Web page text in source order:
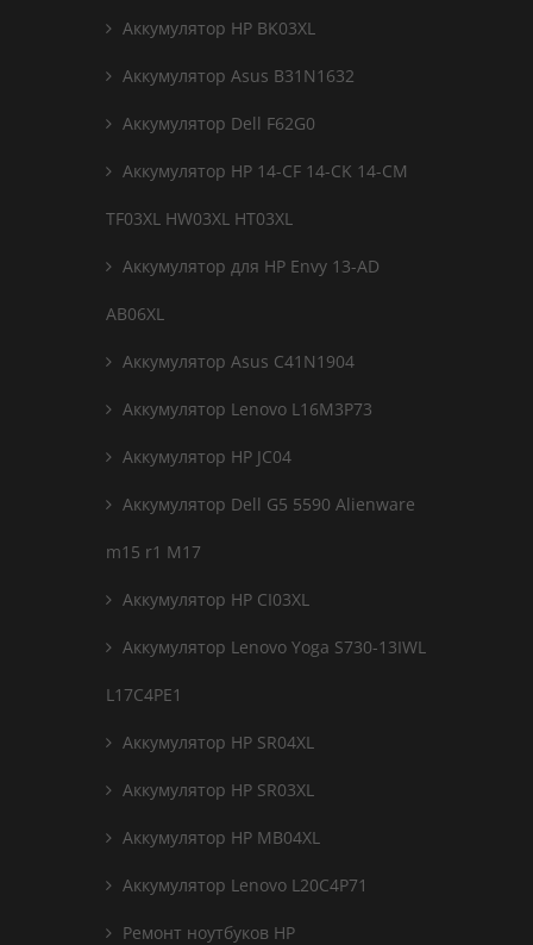
Аккумулятор HP BK03XL
Аккумулятор Asus B31N1632
Аккумулятор Dell F62G0
Аккумулятор HP 14-CF 14-CK 14-CM
TF03XL HW03XL HT03XL
Аккумулятор для HP Envy 13-AD
AB06XL
Аккумулятор Asus C41N1904
Аккумулятор Lenovo L16M3P73
Аккумулятор HP JC04
Аккумулятор Dell G5 5590 Alienware
m15 r1 M17
Аккумулятор HP CI03XL
Аккумулятор Lenovo Yoga S730-13IWL
L17C4PE1
Аккумулятор HP SR04XL
Аккумулятор HP SR03XL
Аккумулятор HP MB04XL
Аккумулятор Lenovo L20C4P71
Ремонт ноутбуков HP